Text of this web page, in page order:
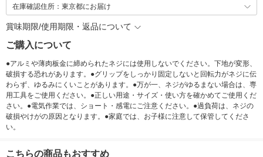
在庫確認住所：東京都にお届け
賞味期限/使用期限・返品について
ご購入について
●アルミや薄肉板金に締められたネジには使用しないでください。下地が変形、
破損する恐れがあります。●グリップをしっかり固定しないと回転力がネジに伝
わらず、ゆるみにくいことがあります。●万が一、ネジがゆるまない場合は、専
用工具をご使用ください。●正しい用途・サイズ・使い方を確かめてご使用くだ
さい。●電気作業では、ショート・感電にご注意ください。●過負荷は、ネジの
破損やけがの原因となります。●家庭では、お子様に注意して保管してくださ
い。
こちらの商品もおすすめ